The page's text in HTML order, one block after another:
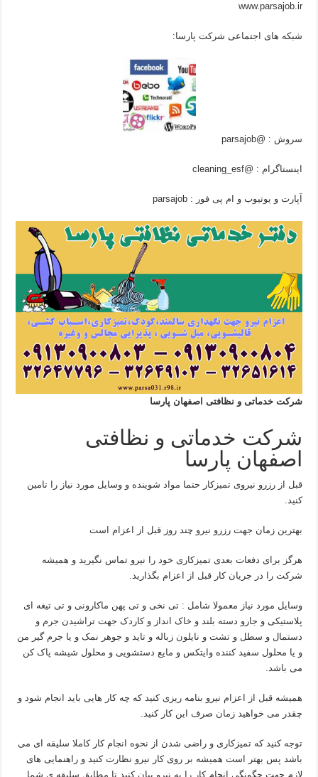
www.parsajob.ir
شبکه های اجتماعی شرکت پارسا:
سروش : @parsajob
اینستاگرام : @cleaning_esf
آپارت و یوتیوب و ام پی فور : parsajob
شرکت خدماتی و نظافتی اصفهان پارسا
شرکت خدماتی و نظافتی
اصفهان پارسا
قبل از رزرو نیروی تمیزکار حتما مواد شوینده و وسایل مورد نیاز را تامین
کنید.
بهترین زمان جهت رزرو نیرو چند روز قبل از اعزام است
هرگز برای دفعات بعدی تمیزکاری خود را نیرو تماس نگیرید و همیشه
شرکت را در جریان کار قبل از اعزام بگذارید.
وسایل مورد نیاز معمولا شامل : تی نخی و تی پهن ماکارونی و تی تیغه ای
پلاستیکی و جارو دسته بلند و خاک انداز و کاردک جهت تراشیدن جرم و
دستمال و سطل و تشت و نایلون زباله و تاید و جوهر نمک و یا جرم گیر من
و یا محلول سفید کننده وایتکس و مایع دستشویی و محلول شیشه پاک کن
می باشد.
همیشه قبل از اعزام نیرو بنامه ریزی کنید که چه کار هایی باید انجام شود و
چقدر می خواهید زمان صرف این کار کنید.
توجه کنید که تمیزکاری و راضی شدن از نحوه انجام کار کاملا سلیقه ای می
باشد پس بهتر است همیشه بر روی کار نیرو نظارت کنید و راهنمایی های
لازم جهت چگونگی انجام کار را به نیرو بیان کنید تا مطابق سلیقه ی شما